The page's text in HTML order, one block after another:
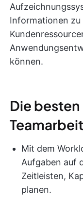
Informationen zu
können.
Die
Teamarbeit
Mit dem
Aufgaben auf
Zeitleisten,
planen.